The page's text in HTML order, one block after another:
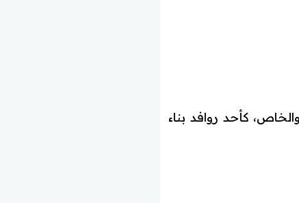
كأحد روافد بناء